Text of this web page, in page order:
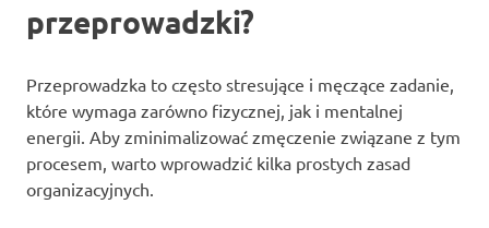
przeprowadzki?
Przeprowadzka to często stresujące i męczące zadanie,
które wymaga zarówno fizycznej, jak i mentalnej
energii. Aby zminimalizować zmęczenie związane z tym
procesem, warto wprowadzić kilka prostych zasad
organizacyjnych.